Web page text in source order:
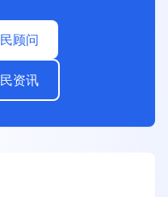
顾问
资讯